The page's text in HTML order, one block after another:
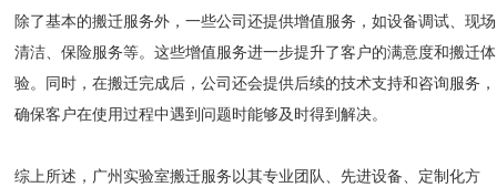
除了基本的搬迁服务外，一些公司还提供增值服务，如设备调试、现场
清洁、保险服务等。这些增值服务进一步提升了客户的满意度和搬迁体
验。同时，在搬迁完成后，公司还会提供后续的技术支持和咨询服务，
确保客户在使用过程中遇到问题时能够及时得到解决。
综上所述，广州实验室搬迁服务以其专业团队、先进设备、定制化方